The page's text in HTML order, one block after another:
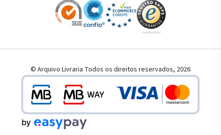
© Arquivo Livraria Todos os direitos reservados, 2026